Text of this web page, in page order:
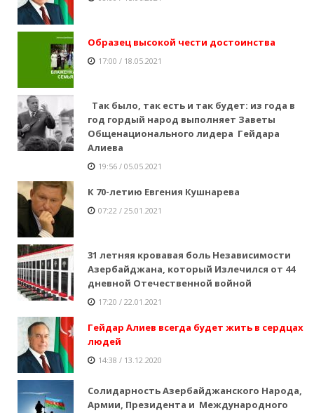
Образец высокой чести достоинства
17:00 / 18.05.2021
Так было, так есть и так будет: из года в
год гордый народ выполняет Заветы
Общенационального лидера Гейдара
Алиева
19:56 / 05.05.2021
К 70-летию Евгения Кушнарева
07:22 / 25.01.2021
31 летняя кровавая боль Независимости
Азербайджана, который Излечился от 44
дневной Отечественной войной
17:20 / 22.01.2021
Гейдар Алиев всегда будет жить в сердцах
людей
14:38 / 13.12.2020
Солидарность Азербайджанского Народа,
Армии, Президента и Международного